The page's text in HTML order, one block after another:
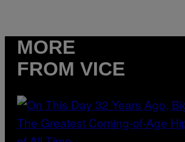
MORE
FROM VICE